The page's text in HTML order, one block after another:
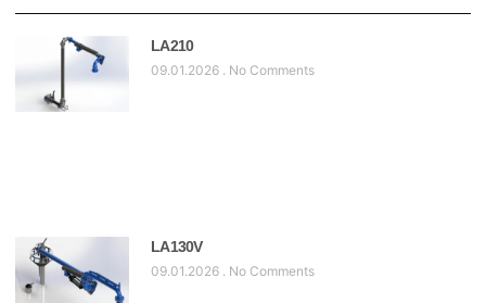
LA 210
09.01.2026 No Comments
LA 130V
09.01.2026 No Comments